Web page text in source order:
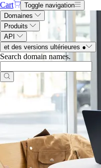
Cart
Toggle navigation
Domaines
Produits
API
et des versions ultérieures ●
Search domain names.